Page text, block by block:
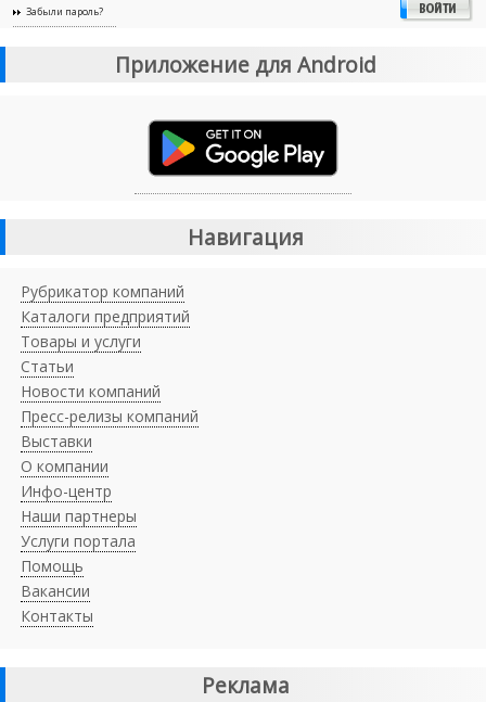
Забыли пароль?
Приложение для Android
Навигация
Рубрикатор компаний
Каталоги предприятий
Товары и услуги
Статьи
Новости компаний
Пресс-релизы компаний
Выставки
О компании
Инфо-центр
Наши партнеры
Услуги портала
Помощь
Вакансии
Контакты
Реклама